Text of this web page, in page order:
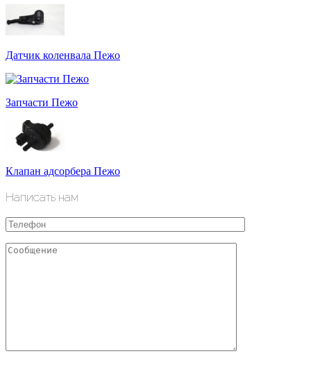
Датчик коленвала Пежо
Запчасти Пежо
Клапан адсорбера Пежо
Написать нам